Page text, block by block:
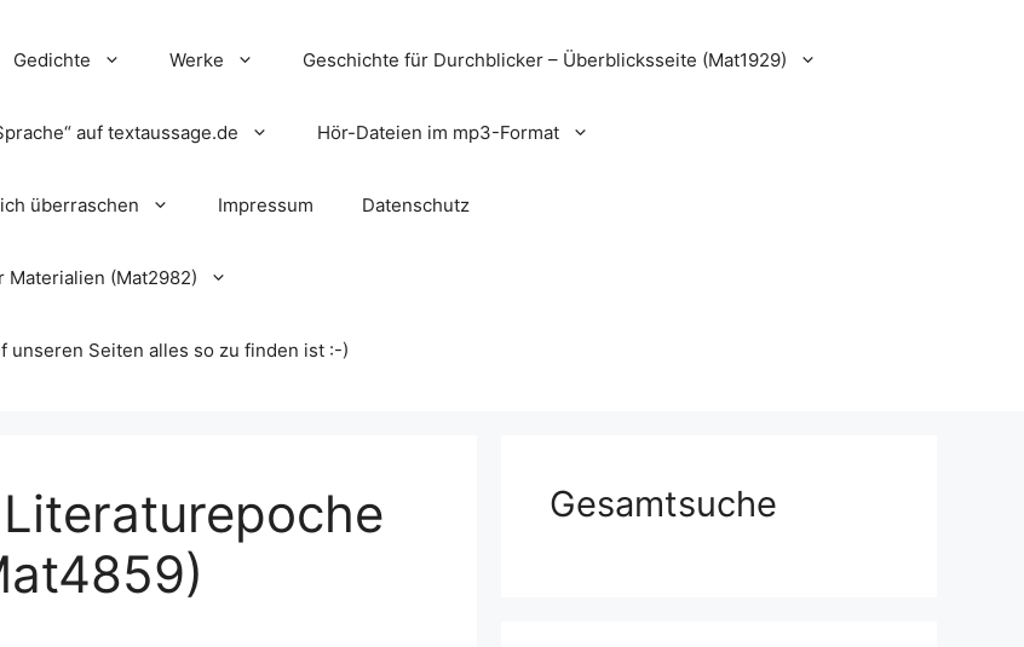
Gedichte Werke Geschichte für Durchblicker – Überblicksseite (Mat1929)
auf textaussage.de Hör-Dateien im mp3-Format
überraschen Impressum Datenschutz
(Mat2982)
unseren Seiten alles so zu finden ist :-)
Gesamtsuche